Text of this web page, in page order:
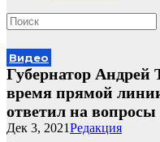
Видео
Губернатор Андрей
время прямой
ответил на
Редакция
Дек 3, 2021